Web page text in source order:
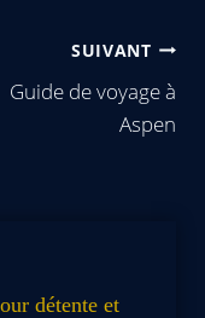
SUIVANT
Guide de voyage à
Aspen
détente et